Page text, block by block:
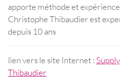
apporte méthode et
Christophe Thibaudier est
depuis 10 ans
lien vers le site Internet :
Thibaudier